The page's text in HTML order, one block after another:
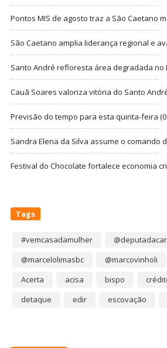
Pontos MIS de agosto traz a São Caetano
São Caetano amplia liderança regional e
Santo André refloresta área degradada no
Cauã Soares valoriza vitória do Santo
Previsão do tempo para esta quinta-feira
Sandra Elena da Silva assume o comando
Festival do Chocolate fortalece economia
Tags
#vemcasadamulher
@marcelolimasbc
@marcovinholi
Acerta
acisa bispo
detaque
edir escovação